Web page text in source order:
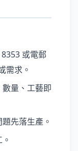
或電郵
需求。
數量、工藝即
先落生產。